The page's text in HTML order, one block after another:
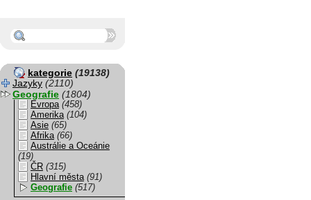
kategorie (19138)
Jazyky (2110)
Geografie (1804)
Evropa (458)
Amerika (104)
Asie (65)
Afrika (66)
Austrálie a Oceánie
(19)
ČR (315)
Hlavní města (91)
Geografie (517)